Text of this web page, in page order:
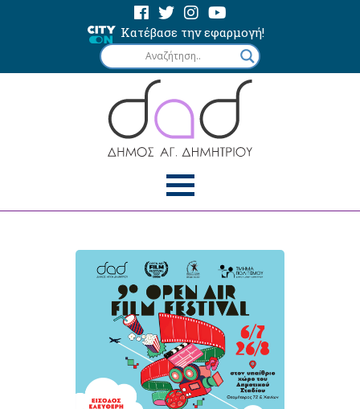
Κατέβασε την εφαρμογή!